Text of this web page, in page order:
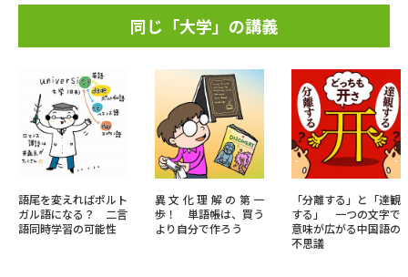
同じ「大学」の講義
語尾を変えればポルト
ガル語になる？ 二言
語同時学習の可能性
異文化理解の第一
歩！ 単語帳は、買う
より自分で作ろう
「分離する」と「達観
する」 一つの文字で
意味が広がる中国語の
不思議